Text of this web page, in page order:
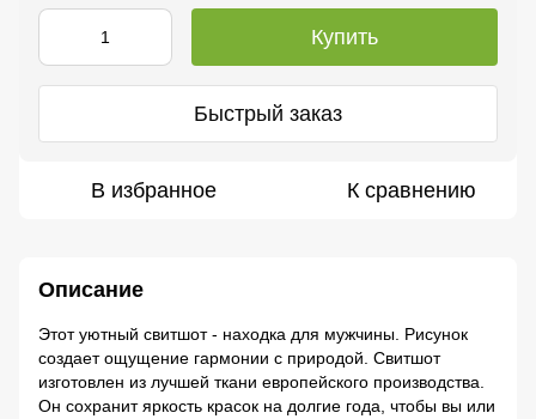
Купить
Быстрый заказ
В избранное К сравнению
Описание
Этот уютный свитшот - находка для мужчины. Рисунок
создает ощущение гармонии с природой. Свитшот
изготовлен из лучшей ткани европейского производства.
Он сохранит яркость красок на долгие года, чтобы вы или